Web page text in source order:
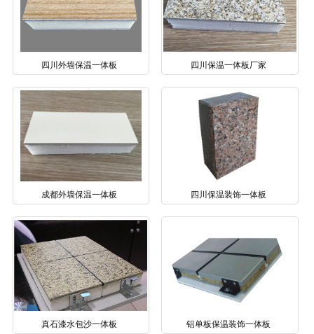
四川外墙保温一体板 四川保温一体板厂家
成都外墙保温一体板 四川保温装饰一体板
真石漆水包沙一体板 铝单板保温装饰一体板